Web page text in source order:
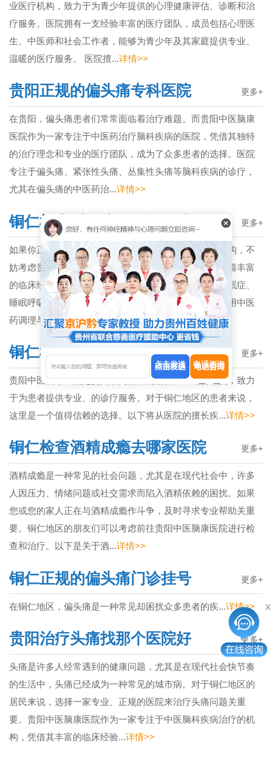
业医疗机构，致力于为青少年提供的心理健康评估、诊断和治
疗服务。医院拥有一支经验丰富的医疗团队，成员包括心理医
生、中医师和社会工作者，能够为青少年及其家庭提供专业、
温暖的医疗服务。 医院擅...详情>>
贵阳正规的偏头痛专科医院 更多+
在贵阳，偏头痛患者们常常面临着治疗难题。而贵阳中医脑康
医院作为一家专注于中医药治疗脑科疾病的医院，凭借其独特
的治疗理念和专业的医疗团队，成为了众多患者的选择。医院
专注于偏头痛、紧张性头痛、丛集性头痛等脑科疾病的诊疗，
尤其在偏头痛的中医药治...详情>>
铜仁检查睡眠障碍正规医院 更多+
如果你正在铜仁地区寻找专业的睡眠障碍检查和治疗机构，不
妨考虑贵阳中医脑康医院。这家医院在睡眠障碍领域有着丰富
的临床经验，擅长治疗多种与睡眠相关的疾病，包括失眠症、
睡眠呼吸暂停综合征、周期性肢体运动障碍等。医院采用中医
药调理与现代医学的结合...详情>>
铜仁检查精神障碍医院挂号 更多+
贵阳中医脑康医院是贵州省内知名的精神卫生专科医院，致力
于为患者提供专业、的诊疗服务。对于铜仁地区的患者来说，
这里是一个值得信赖的选择。以下将从医院的擅长疾...详情>>
铜仁检查酒精成瘾去哪家医院 更多+
酒精成瘾是一种常见的社会问题，尤其是在现代社会中，许多
人因压力、情绪问题或社交需求而陷入酒精依赖的困扰。如果
您或您的家人正在与酒精成瘾作斗争，及时寻求专业帮助关重
要。铜仁地区的朋友们可以考虑前往贵阳中医脑康医院进行检
查和治疗。以下是关于酒...详情>>
铜仁正规的偏头痛门诊挂号 更多+
在铜仁地区，偏头痛是一种常见却困扰众多患者的疾...详情>>
贵阳治疗头痛找那个医院好 更多+
头痛是许多人经常遇到的健康问题，尤其是在现代社会快节奏
的生活中，头痛已经成为一种常见的城市病。对于铜仁地区的
居民来说，选择一家专业、正规的医院来治疗头痛问题关重
要。贵阳中医脑康医院作为一家专注于中医脑科疾病治疗的机
构，凭借其丰富的临床经验...详情>>
点击发送 电话咨询